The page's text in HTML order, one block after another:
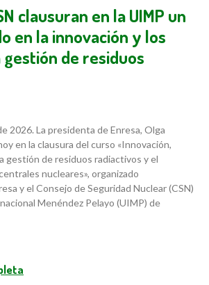
clausuran en la UIMP un
en la innovación y los
de residuos
2026. La presidenta de Enresa, Olga
en la clausura del curso «Innovación,
gestión de residuos radiactivos y el
nucleares», organizado
y el Consejo de Seguridad Nuclear (CSN)
Menéndez Pelayo (UIMP) de